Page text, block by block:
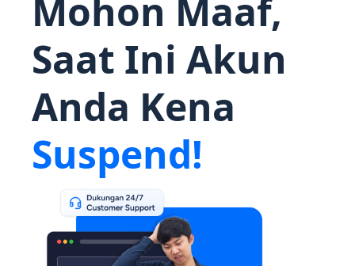
Mohon Maaf,
Saat Ini Akun
Anda Kena
Suspend!